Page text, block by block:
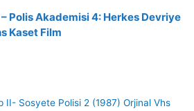
Polis Akademisi 4: Herkes Devriye
Kaset Film